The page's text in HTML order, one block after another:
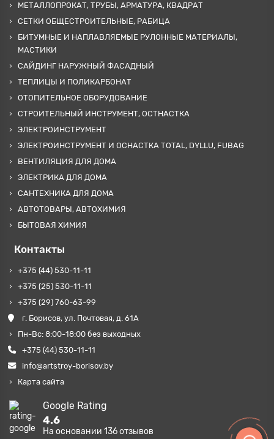
МЕТАЛЛОПРОКАТ, ТРУБЫ, АРМАТУРА, КВАДРАТ
СЕТКИ ОБЩЕСТРОИТЕЛЬНЫЕ, РАБИЦА
БИТУМНЫЕ И НАПЛАВЛЯЕМЫЕ РУЛОННЫЕ МАТЕРИАЛЫ,
МАСТИКИ
САЙДИНГ НАРУЖНЫЙ ФАСАДНЫЙ
ТЕПЛИЦЫ И ПОЛИКАРБОНАТ
ОТОПИТЕЛЬНОЕ ОБОРУДОВАНИЕ
СТРОИТЕЛЬНЫЙ ИНСТРУМЕНТ, ОСТНАСТКА
ЭЛЕКТРОИНСТРУМЕНТ
ЭЛЕКТРОИНСТРУМЕНТ И ОСНАСТКА TOTAL, DYLLU, FUBAG
ВЕНТИЛЯЦИЯ ДЛЯ ДОМА
ЭЛЕКТРИКА ДЛЯ ДОМА
САНТЕХНИКА ДЛЯ ДОМА
АВТОТОВАРЫ, АВТОХИМИЯ
БЫТОВАЯ ХИМИЯ
Контакты
+375 (44) 530-11-11
+375 (25) 530-11-11
+375 (29) 760-63-99
г. Борисов, ул. Почтовая, д. 61А
Пн-Вс: 8:00-18:00 без выходных
+375 (44) 530-11-11
info@artstroy-borisov.by
Карта сайта
Google Rating
4.6
На основании 136отзывов